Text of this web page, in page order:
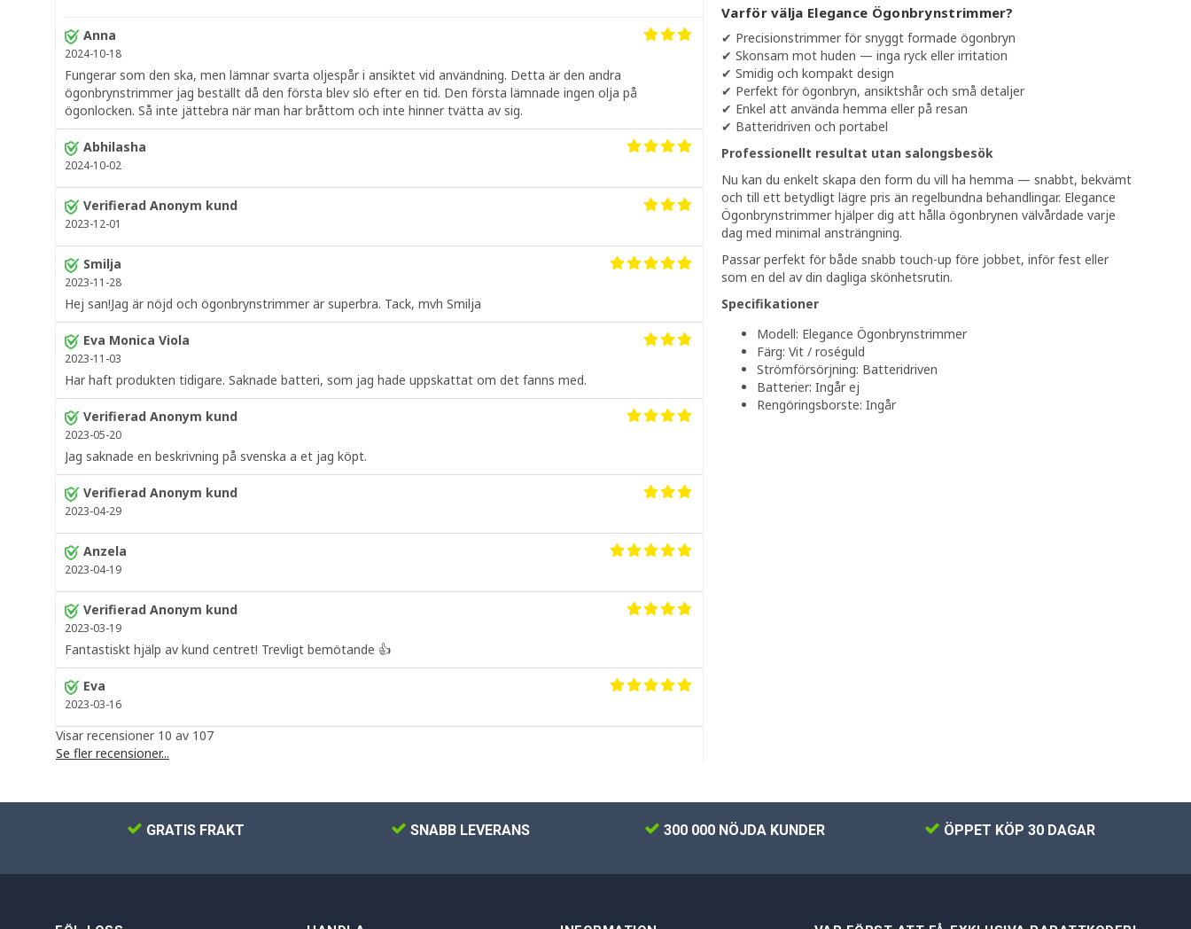
Varför välja Elegance Ögonbrynstrimmer?
✔ Precisionstrimmer för snyggt formade ögonbryn
✔ Skonsam mot huden — inga ryck eller irritation
✔ Smidig och kompakt design
✔ Perfekt för ögonbryn, ansiktshår och små detaljer
✔ Enkel att använda hemma eller på resan
✔ Batteridriven och portabel
Professionellt resultat utan salongsbesök
Nu kan du enkelt skapa den form du vill ha hemma — snabbt, bekvämt
och till ett betydligt lägre pris än regelbundna behandlingar. Elegance
Ögonbrynstrimmer hjälper dig att hålla ögonbrynen välvårdade varje
dag med minimal ansträngning.
Passar perfekt för både snabb touch-up före jobbet, inför fest eller
som en del av din dagliga skönhetsrutin.
Specifikationer
Modell: Elegance Ögonbrynstrimmer
Färg: Vit / roséguld
Strömförsörjning: Batteridriven
Batterier: Ingår ej
Rengöringsborste: Ingår
Anna
2024-10-18
Fungerar som den ska, men lämnar svarta oljespår i ansiktet vid användning. Detta är den andra
ögonbrynstrimmer jag beställt då den första blev slö efter en tid. Den första lämnade ingen olja på
ögonlocken. Så inte jättebra när man har bråttom och inte hinner tvätta av sig.
Abhilasha
2024-10-02
Verifierad Anonym kund
2023-12-01
Smilja
2023-11-28
Hej san!Jag är nöjd och ögonbrynstrimmer är superbra. Tack, mvh Smilja
Eva Monica Viola
2023-11-03
Har haft produkten tidigare. Saknade batteri, som jag hade uppskattat om det fanns med.
Verifierad Anonym kund
2023-05-20
Jag saknade en beskrivning på svenska a et jag köpt.
Verifierad Anonym kund
2023-04-29
Anzela
2023-04-19
Verifierad Anonym kund
2023-03-19
Fantastiskt hjälp av kund centret! Trevligt bemötande 👍
Eva
2023-03-16
Visar recensioner 10 av 107
Se fler recensioner...
GRATIS FRAKT SNABB LEVERANS 300 000 NÖJDA KUNDER ÖPPET KÖP 30 DAGAR